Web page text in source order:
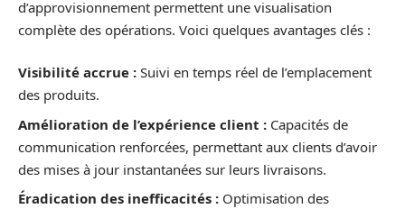
d’approvisionnement permettent une visualisation
complète des opérations. Voici quelques avantages clés :
Visibilité accrue : Suivi en temps réel de l’emplacement
des produits.
Amélioration de l’expérience client : Capacités de
communication renforcées, permettant aux clients d’avoir
des mises à jour instantanées sur leurs livraisons.
Éradication des inefficacités : Optimisation des